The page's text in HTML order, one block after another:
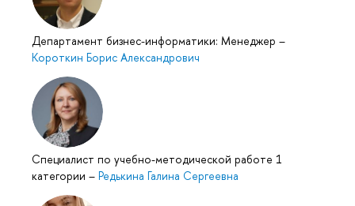
Департамент бизнес-информатики: Менеджер –
Короткин Борис Александрович
Специалист по учебно-методической работе 1
категории – Редькина Галина Сергеевна